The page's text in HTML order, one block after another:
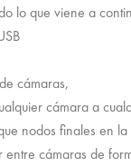
lo que viene a
cámaras,
cámara a
nodos finales en
cámaras de